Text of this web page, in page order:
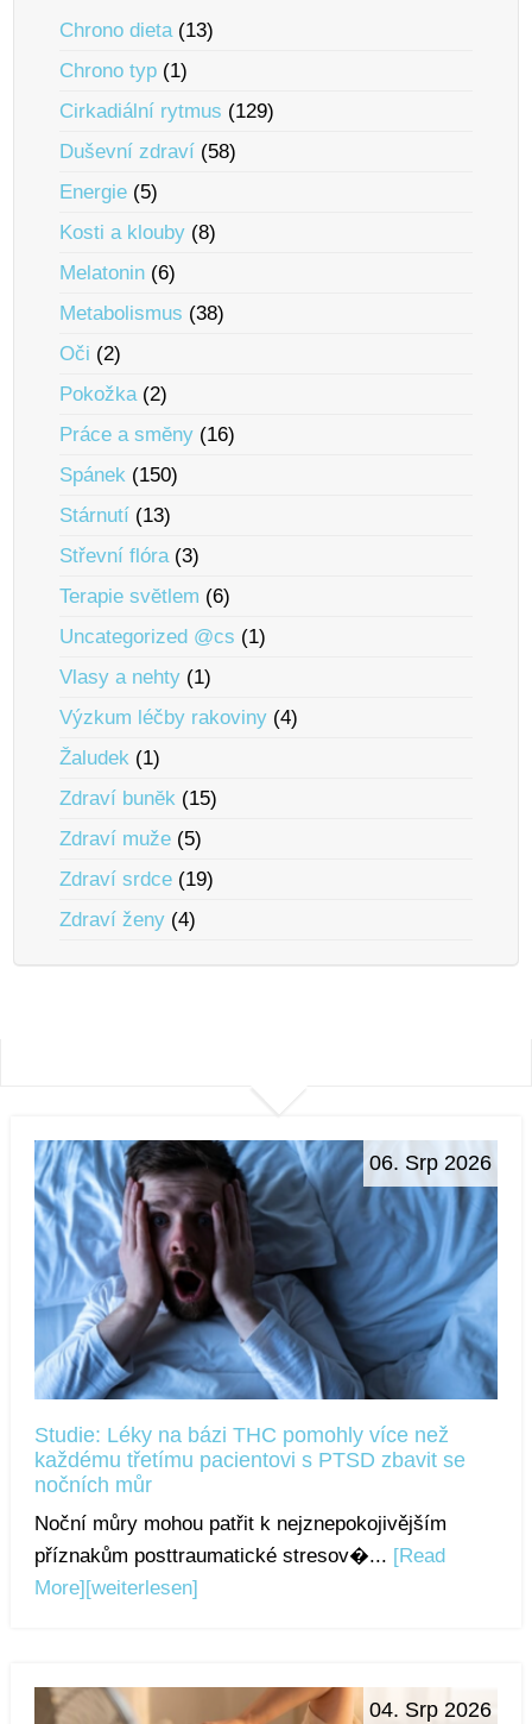
Chrono dieta(13)
Chrono typ (1)
Cirkadiální rytmus (129)
Duševní zdraví (58)
Energie (5)
Kosti a klouby (8)
Melatonin (6)
Metabolismus (38)
Oči (2)
Pokožka(2)
Práce a smĕny (16)
Spánek (150)
Stárnutí (13)
Střevní flóra(3)
Terapie svĕtlem (6)
Uncategorized @cs (1)
Vlasy a nehty (1)
Výzkum léčby rakoviny (4)
Žaludek (1)
Zdraví bunĕk (15)
Zdraví muže (5)
Zdraví srdce (19)
Zdraví ženy (4)
06. Srp 2026
Studie: Léky na bázi THC pomohly více než
každému třetímu pacientovi s PTSD zbavit se
nočních můr
Noční můry mohou patřit k nejznepokojivějším
příznakům posttraumatické stresov�... [Read
More] [weiterlesen]
04. Srp 2026